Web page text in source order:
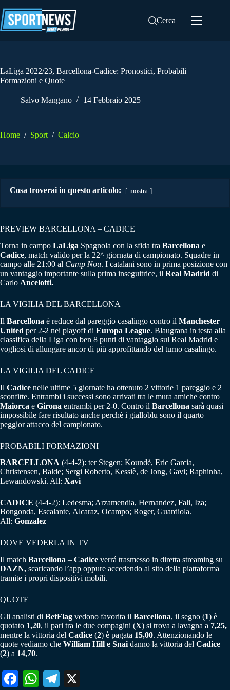
al
contenuto
Cerca
LaLiga 2022/23, Barcellona-Cadice: Pronostici, Probabili
Formazioni e Quote
Salvo Mangano 14 Febbraio 2025
Home / Sport / Calcio
Cosa troverai in questo articolo: mostra
PREVIEW BARCELLONA – CADICE
Torna in campo LaLiga Spagnola con la sfida tra Barcellona e
Cadice, match valido per la 22^ giornata di campionato. Squadre in
campo alle 21:00 al Camp Nou. I catalani sono in prima posizione con
un vantaggio importante sulla prima inseguitrice, il Real Madrid di
Carlo Ancelotti.
LA VIGILIA DEL BARCELLONA
Il Barcellona è reduce dal pareggio casalingo contro il Manchester
United per 2-2 nei playoff di Europa League. Blaugrana in testa alla
classifica della Liga con ben 8 punti di vantaggio sul Real Madrid e
vogliosi di allungare ancor di più approfittando del turno casalingo.
LA VIGILIA DEL CADICE
Il Cadice nelle ultime 5 giornate ha ottenuto 2 vittorie 1 pareggio e 2
sconfitte. Entrambi i successi sono arrivati tra le mura amiche contro
Maiorca e Girona entrambi per 2-0. Contro il Barcellona sarà quasi
impossibile fare risultato anche perchè i gialloblu sono il quarto
peggior attacco del campionato.
PROBABILI FORMAZIONI
BARCELLONA (4-4-2): ter Stegen; Koundè, Eric Garcia,
Christensen, Balde; Sergi Roberto, Kessiè, de Jong, Gavi; Raphinha,
Lewandowski. All: Xavi
CADICE (4-4-2): Ledesma; Arzamendia, Hernandez, Fali, Iza;
Bongonda, Escalante, Alcaraz, Ocampo; Roger, Guardiola.
All: Gonzalez
DOVE VEDERLA IN TV
Il match Barcellona – Cadice verrá trasmesso in diretta streaming su
DAZN, scaricando l’app oppure accedendo al sito della piattaforma
tramite i propri dispositivi mobili.
QUOTE
Gli analisti di BetFlag vedono favorita il Barcellona, il segno (1) è
quotato 1,20, il pari tra le due compagini (X) si trova a lavagna a 7,25,
mentre la vittoria del Cadice (2) è pagata 15,00. Attenzionando le
quote vediamo che William Hill e Snai danno la vittoria del Cadice
(2) a 14,70.
Fa W
Te